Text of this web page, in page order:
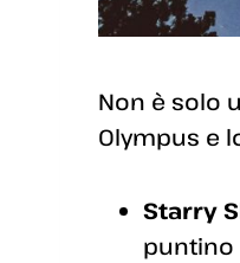
Non è solo
Olympus e
Starry
puntino